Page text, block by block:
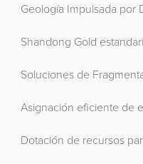
Geología Impulsada por
Shandong Gold
Soluciones de
Asignación eficiente de
Dotación de recursos